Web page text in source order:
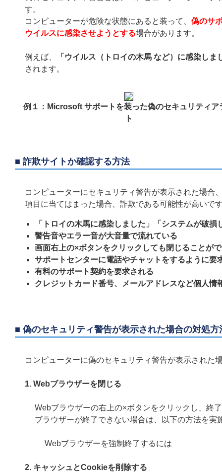
す。
コンピューターが危険な状態にあると装って、 偽のサ
ウイルスに感染させようとする場合があります。
例えば、
「ウイルス（トロイの木馬 など）に感染し
されます。
例１：Microsoft サポートを装った偽のセキュリティア
ト
■ 詐欺サイトか確認する方法
コンピューターにセキュリティ警告が表示された場合
項目に当てはまった場合、詐欺である可能性が高いで
「トロイの木馬に感染しました」「システムが破
警告音やエラー音が大音量で流れている
画面右上の×ボタンをクリックしても閉じることが
サポートセンターに電話やチャットをするように要
有料のサポート契約を要求される
クレジットカード番号、メールアドレスなど個人情
■ 偽のセキュリティ警告が表示された場合の対処方
コンピューターに偽のセキュリティ警告が表示された
1. Webブラウザーを閉じる
Webブラウザーの右上の×ボタンをクリックし、終
ブラウザーが終了できない場合は、以下の方法を実
Webブラウザーを強制終了するには
2. キャッシュとCookieを削除する